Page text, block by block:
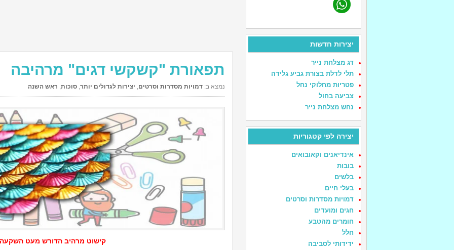
תפאורת "קשקשי דגים" מרהיבה
נמצא ב:דמויות מסדרות וסרטים, יצירות לגדולים יותר,סוכות, ראש השנה
קישוט מרהיב הדורש מעט
יצירות חדשות
דג מצלחת נייר
תלי לדלת בצורת גביע גלידה
פטריות מחלוקי נחל
צביעה בחול
נחש מצלחת נייר
יצירה לפי קטגוריות
אינדיאנים וקאובואים
בובות
בלשים
בעלי חיים
דמויות מסדרות וסרטים
חגים ומועדים
חומרים מהטבע
חלל
ידידותי לסביבה